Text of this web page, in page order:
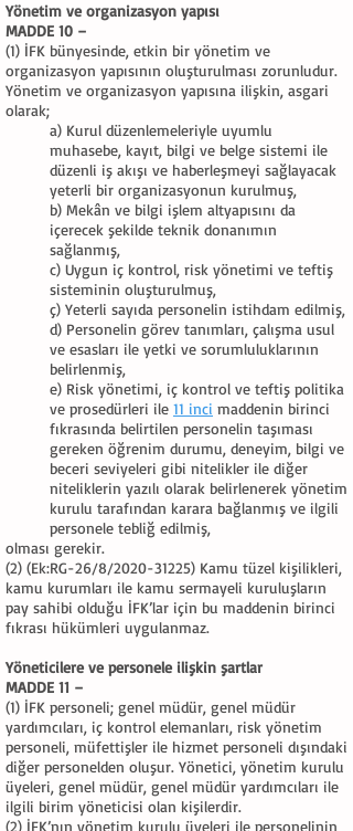
Yönetim ve organizasyon yapısı
MADDE 10 –
(1) İFK bünyesinde, etkin bir yönetim ve
organizasyon yapısının oluşturulması zorunludur.
Yönetim ve organizasyon yapısına ilişkin, asgari
olarak;
a) Kurul düzenlemeleriyle uyumlu
muhasebe, kayıt, bilgi ve belge sistemi ile
düzenli iş akışı ve haberleşmeyi sağlayacak
yeterli bir organizasyonun kurulmuş,
b) Mekân ve bilgi işlem altyapısını da
içerecek şekilde teknik donanımın
sağlanmış,
c) Uygun iç kontrol, risk yönetimi ve teftiş
sisteminin oluşturulmuş,
ç) Yeterli sayıda personelin istihdam edilmiş,
d) Personelin görev tanımları, çalışma usul
ve esasları ile yetki ve sorumluluklarının
belirlenmiş,
e) Risk yönetimi, iç kontrol ve teftiş politika
ve prosedürleri ile 11 inci maddenin birinci
fıkrasında belirtilen personelin taşıması
gereken öğrenim durumu, deneyim, bilgi ve
beceri seviyeleri gibi nitelikler ile diğer
niteliklerin yazılı olarak belirlenerek yönetim
kurulu tarafından karara bağlanmış ve ilgili
personele tebliğ edilmiş,
olması gerekir.
(2) (Ek:RG-26/8/2020-31225) Kamu tüzel kişilikleri,
kamu kurumları ile kamu sermayeli kuruluşların
pay sahibi olduğu İFK’lar için bu maddenin birinci
fıkrası hükümleri uygulanmaz.
Yöneticilere ve personele ilişkin şartlar
MADDE 11 –
(1) İFK personeli; genel müdür, genel müdür
yardımcıları, iç kontrol elemanları, risk yönetim
personeli, müfettişler ile hizmet personeli dışındaki
diğer personelden oluşur. Yönetici, yönetim kurulu
üyeleri, genel müdür, genel müdür yardımcıları ile
ilgili birim yöneticisi olan kişilerdir.
(2) İFK’nın yönetim kurulu üyeleri ile personelinin